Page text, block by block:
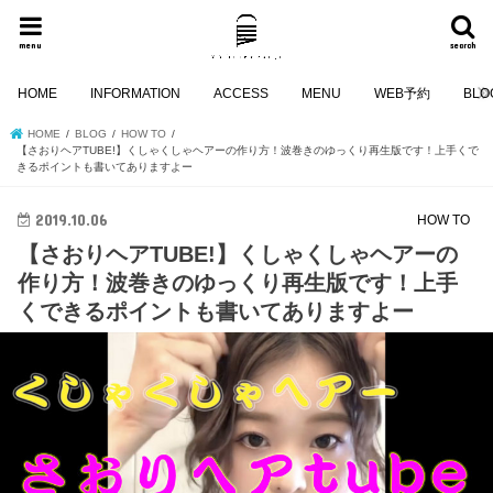
search
menu
HOME INFORMATION ACCESS MENU WEB予約
HOME BLOG
HOW TO
【さおりヘアTUBE!】くしゃくしゃヘアーの作り方！波巻きのゆっくり再生版です！上手くで
きるポイントも書いてありますよー
HOW TO
2019.10.06
【さおりヘアTUBE!】くしゃくしゃヘアーの
作り方！波巻きのゆっくり再生版です！上手
くできるポイントも書いてありますよー